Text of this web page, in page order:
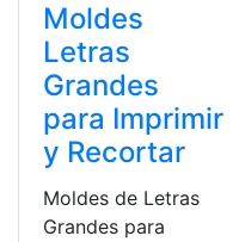
Moldes
Letras
Grandes
para Imprimir
y Recortar
Moldes de Letras
Grandes para